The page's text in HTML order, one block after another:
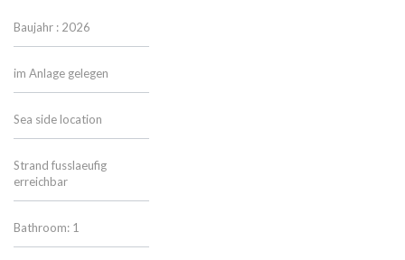
Baujahr : 2026
im Anlage gelegen
Sea side location
Strand fusslaeufig
erreichbar
Bathroom: 1